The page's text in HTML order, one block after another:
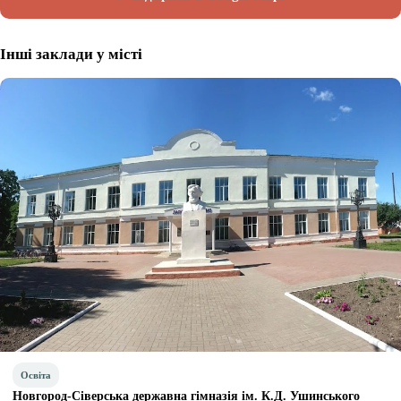
Інші заклади у місті
Освіта
Новгород-Сіверська державна гімназія ім. К.Д. Ушинського